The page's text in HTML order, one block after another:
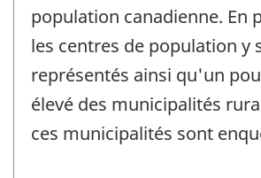
population canadienne. En
les centres de population y
représentés ainsi qu'un
élevé des municipalités
ces municipalités sont